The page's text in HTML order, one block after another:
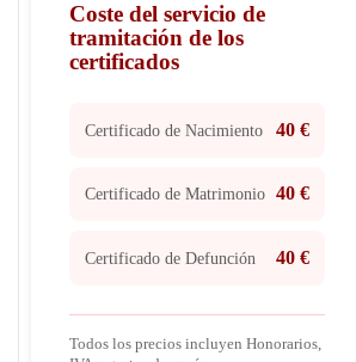
Coste del servicio de
tramitación de los
certificados
Certificado de Nacimiento 40 €
Certificado de Matrimonio 40 €
Certificado de Defunción 40 €
Todos los precios incluyen Honorarios,